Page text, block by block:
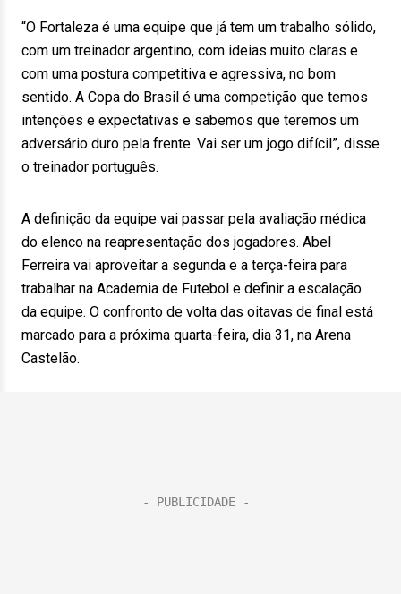
“O Fortaleza é uma equipe que já tem um trabalho sólido,
com um treinador argentino, com ideias muito claras e
com uma postura competitiva e agressiva, no bom
sentido. A Copa do Brasil é uma competição que temos
intenções e expectativas e sabemos que teremos um
adversário duro pela frente. Vai ser um jogo difícil”, disse
o treinador português.
A definição da equipe vai passar pela avaliação médica
do elenco na reapresentação dos jogadores. Abel
Ferreira vai aproveitar a segunda e a terça-feira para
trabalhar na Academia de Futebol e definir a escalação
da equipe. O confronto de volta das oitavas de final está
marcado para a próxima quarta-feira, dia 31, na Arena
Castelão.